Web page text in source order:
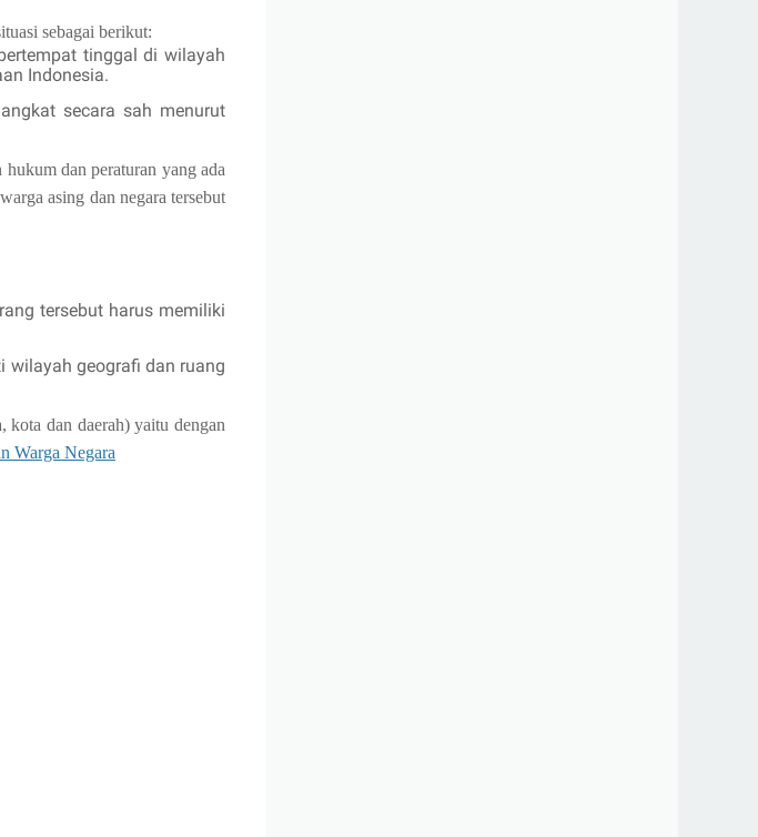
sebagai berikut:
tinggal di wilayah
Indonesia.
secara sah menurut
dan peraturan yang ada
asing dan negara tersebut
tersebut harus memiliki
wilayah geografi dan ruang
kota dan daerah) yaitu dengan
Warga Negara